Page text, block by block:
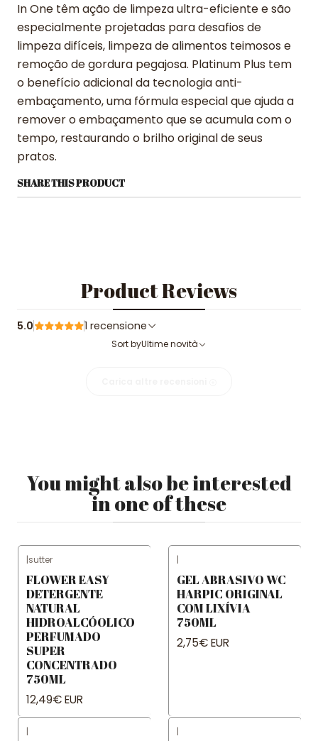
In One têm ação de limpeza ultra-eficiente e são
especialmente projetadas para desafios de
limpeza difíceis, limpeza de alimentos teimosos e
remoção de gordura pegajosa. Platinum Plus tem
o benefício adicional da tecnologia anti-
embaçamento, uma fórmula especial que ajuda a
remover o embaçamento que se acumula com o
tempo, restaurando o brilho original de seus
pratos.
SHARE THIS PRODUCT
Product Reviews
5.0 1 recensione
Sort byUltime novità
You might also be interested
in one of these
|sutter
FLOWER EASY
DETERGENTE
NATURAL
HIDROALCÓOLICO
PERFUMADO
SUPER
CONCENTRADO
750ML
12,49€ EUR
|
GEL ABRASIVO WC
HARPIC ORIGINAL
COM LIXÍVIA
750ML
2,75€ EUR
| |